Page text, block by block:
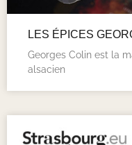
LES ÉPICES
Georges Colin est la
alsacien